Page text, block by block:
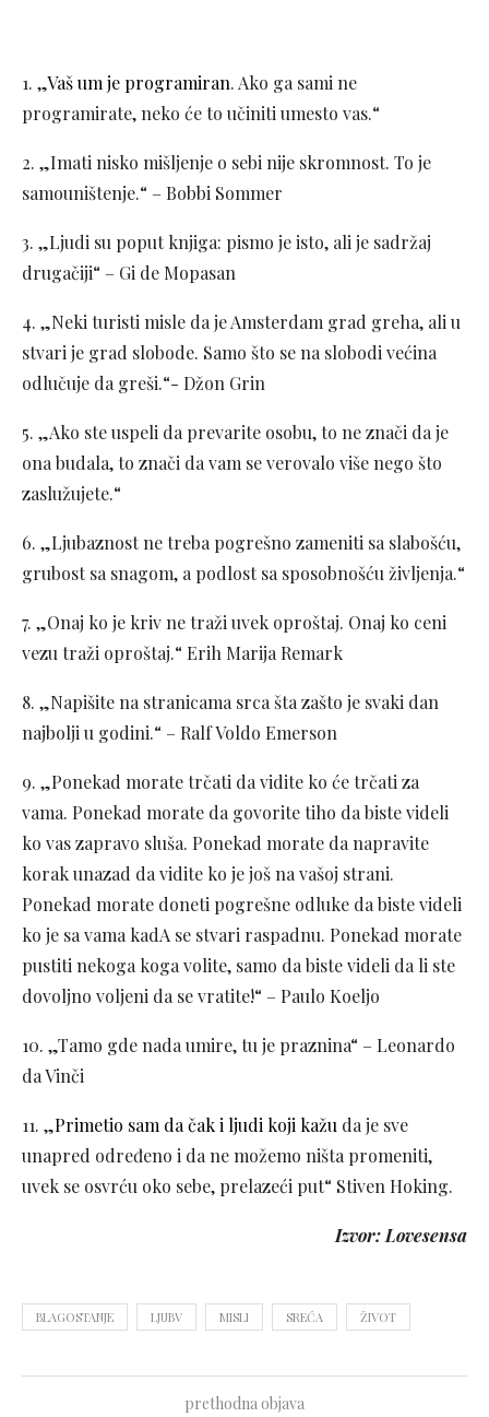
1. „Vaš um je programiran. Ako ga sami ne
programirate, neko će to učiniti umesto vas.“
2. „Imati nisko mišljenje o sebi nije skromnost. To je
samouništenje.“ – Bobbi Sommer
3. „Ljudi su poput knjiga: pismo je isto, ali je sadržaj
drugačiji“ – Gi de Mopasan
4. „Neki turisti misle da je Amsterdam grad greha, ali u
stvari je grad slobode. Samo što se na slobodi većina
odlučuje da greši.“- Džon Grin
5. „Ako ste uspeli da prevarite osobu, to ne znači da je
ona budala, to znači da vam se verovalo više nego što
zaslužujete.“
6. „Ljubaznost ne treba pogrešno zameniti sa slabošću,
grubost sa snagom, a podlost sa sposobnošću življenja.“
7. „Onaj ko je kriv ne traži uvek oproštaj. Onaj ko ceni
vezu traži oproštaj.“ Erih Marija Remark
8. „Napišite na stranicama srca šta zašto je svaki dan
najbolji u godini.“ – Ralf Voldo Emerson
9. „Ponekad morate trčati da vidite ko će trčati za
vama. Ponekad morate da govorite tiho da biste videli
ko vas zapravo sluša. Ponekad morate da napravite
korak unazad da vidite ko je još na vašoj strani.
Ponekad morate doneti pogrešne odluke da biste videli
ko je sa vama kadA se stvari raspadnu. Ponekad morate
pustiti nekoga koga volite, samo da biste videli da li ste
dovoljno voljeni da se vratite!“ – Paulo Koeljo
10. „Tamo gde nada umire, tu je praznina“ – Leonardo
da Vinči
11. „Primetio sam da čak i ljudi koji kažu da je sve
unapred određeno i da ne možemo ništa promeniti,
uvek se osvrću oko sebe, prelazeći put“ Stiven Hoking.
Izvor: Lovesensa
BLAGOSTANJE LJUBV MISLI SREĆA ŽIVOT
prethodna objava